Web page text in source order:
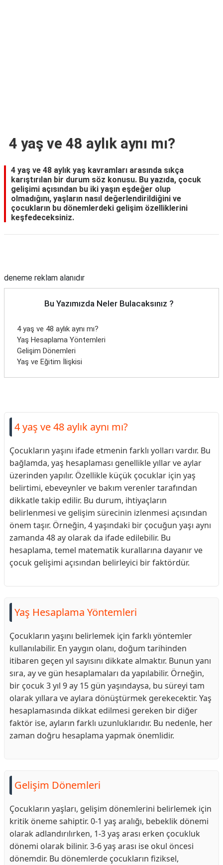
4 yaş ve 48 aylık aynı mı?
4 yaş ve 48 aylık yaş kavramları arasında sıkça
karıştırılan bir durum söz konusu. Bu yazıda, çocuk
gelişimi açısından bu iki yaşın eşdeğer olup
olmadığını, yaşların nasıl değerlendirildiğini ve
çocukların bu dönemlerdeki gelişim özelliklerini
keşfedeceksiniz.
deneme reklam alanıdır
Bu Yazımızda Neler Bulacaksınız ?
4 yaş ve 48 aylık aynı mı?
Yaş Hesaplama Yöntemleri
Gelişim Dönemleri
Yaş ve Eğitim İlişkisi
4 yaş ve 48 aylık aynı mı?
Çocukların yaşını ifade etmenin farklı yolları vardır. Bu
bağlamda, yaş hesaplaması genellikle yıllar ve aylar
üzerinden yapılır. Özellikle küçük çocuklar için yaş
belirtimi, ebeveynler ve bakım verenler tarafından
dikkatle takip edilir. Bu durum, ihtiyaçların
belirlenmesi ve gelişim sürecinin izlenmesi açısından
önem taşır. Örneğin, 4 yaşındaki bir çocuğun yaşı aynı
zamanda 48 ay olarak da ifade edilebilir. Bu
hesaplama, temel matematik kurallarına dayanır ve
çocuk gelişimi açısından belirleyici bir faktördür.
Yaş Hesaplama Yöntemleri
Çocukların yaşını belirlemek için farklı yöntemler
kullanılabilir. En yaygın olanı, doğum tarihinden
itibaren geçen yıl sayısını dikkate almaktır. Bunun yanı
sıra, ay ve gün hesaplamaları da yapılabilir. Örneğin,
bir çocuk 3 yıl 9 ay 15 gün yaşındaysa, bu süreyi tam
olarak yıllara ve aylara dönüştürmek gerekecektir. Yaş
hesaplamasında dikkat edilmesi gereken bir diğer
faktör ise, ayların farklı uzunluklarıdır. Bu nedenle, her
zaman doğru hesaplama yapmak önemlidir.
Gelişim Dönemleri
Çocukların yaşları, gelişim dönemlerini belirlemek için
kritik öneme sahiptir. 0-1 yaş aralığı, bebeklik dönemi
olarak adlandırılırken, 1-3 yaş arası erken çocukluk
dönemi olarak bilinir. 3-6 yaş arası ise okul öncesi
dönemdir. Bu dönemlerde çocukların fiziksel,